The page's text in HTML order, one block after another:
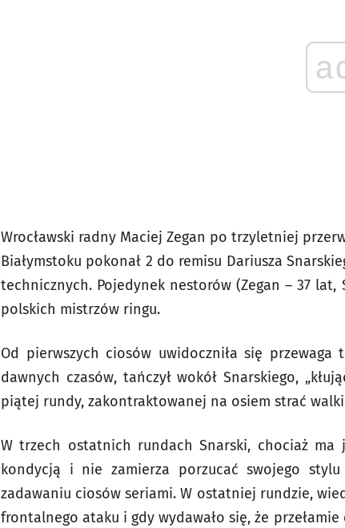
Wrocławski radny Maciej Zegan po trzyletniej
Białymstoku pokonał 2 do remisu Dariusza
technicznych. Pojedynek nestorów (Zegan – 37
polskich mistrzów ringu.
Od pierwszych ciosów uwidoczniła się przewaga
dawnych czasów, tańczył wokół Snarskiego,
piątej rundy, zakontraktowanej na osiem strać
W trzech ostatnich rundach Snarski, chociaż
kondycją i nie zamierza porzucać swojego
zadawaniu ciosów seriami. W ostatniej rundzie,
frontalnego ataku i gdy wydawało się, że